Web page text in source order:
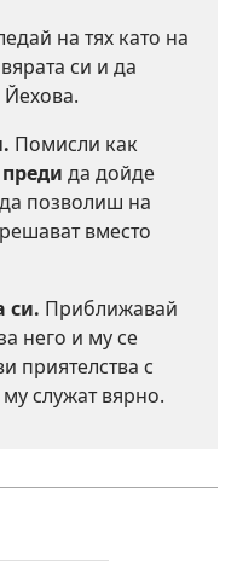
на тях като на
си и да
Помисли как
да дойде
позволиш на
вместо
си. Приближавай
него и му се
приятелства с
служат вярно.